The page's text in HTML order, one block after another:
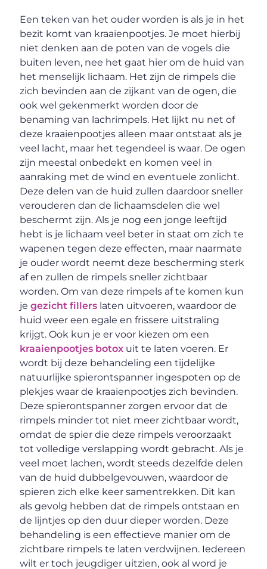
Een teken van het ouder worden is als je in het
bezit komt van kraaienpootjes. Je moet hierbij
niet denken aan de poten van de vogels die
buiten leven, nee het gaat hier om de huid van
het menselijk lichaam. Het zijn de rimpels die
zich bevinden aan de zijkant van de ogen, die
ook wel gekenmerkt worden door de
benaming van lachrimpels. Het lijkt nu net of
deze kraaienpootjes alleen maar ontstaat als je
veel lacht, maar het tegendeel is waar. De ogen
zijn meestal onbedekt en komen veel in
aanraking met de wind en eventuele zonlicht.
Deze delen van de huid zullen daardoor sneller
verouderen dan de lichaamsdelen die wel
beschermt zijn. Als je nog een jonge leeftijd
hebt is je lichaam veel beter in staat om zich te
wapenen tegen deze effecten, maar naarmate
je ouder wordt neemt deze bescherming sterk
af en zullen de rimpels sneller zichtbaar
worden. Om van deze rimpels af te komen kun
jegezicht fillers laten uitvoeren, waardoor de
huid weer een egale en frissere uitstraling
krijgt. Ook kun je er voor kiezen om een
kraaienpootjes botox uit te laten voeren. Er
wordt bij deze behandeling een tijdelijke
natuurlijke spierontspanner ingespoten op de
plekjes waar de kraaienpootjes zich bevinden.
Deze spierontspanner zorgen ervoor dat de
rimpels minder tot niet meer zichtbaar wordt,
omdat de spier die deze rimpels veroorzaakt
tot volledige verslapping wordt gebracht. Als je
veel moet lachen, wordt steeds dezelfde delen
van de huid dubbelgevouwen, waardoor de
spieren zich elke keer samentrekken. Dit kan
als gevolg hebben dat de rimpels ontstaan en
de lijntjes op den duur dieper worden. Deze
behandeling is een effectieve manier om de
zichtbare rimpels te laten verdwijnen. Iedereen
wilt er toch jeugdiger uitzien, ook al word je